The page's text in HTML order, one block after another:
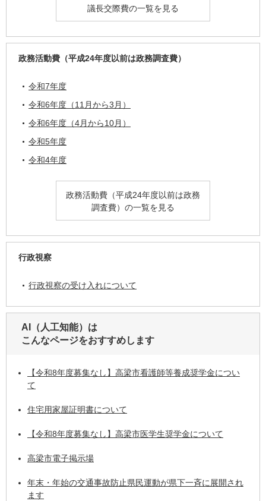
議長交際費の一覧を見る
政務活動費（平成24年度以前は政務調査費）
令和7年度
令和6年度（11月から3月）
令和6年度（4月から10月）
令和5年度
令和4年度
政務活動費（平成24年度以前は政務
調査費）の一覧を見る
行政視察
行政視察の受け入れについて
AI（人工知能）は
こんなページをおすすめします
【令和8年度募集なし】高梁市看護師等養成奨学金につい
て
住宅用家屋証明書について
【令和8年度募集なし】高梁市医学生奨学金について
高梁市電子掲示場
年末・年始の交通事故防止県民運動が県下一斉に展開され
ます